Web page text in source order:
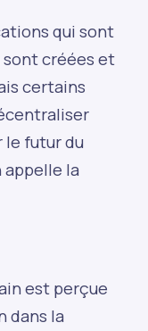
qui sont
créées et
certains
le futur du
appelle la
est perçue
dans la